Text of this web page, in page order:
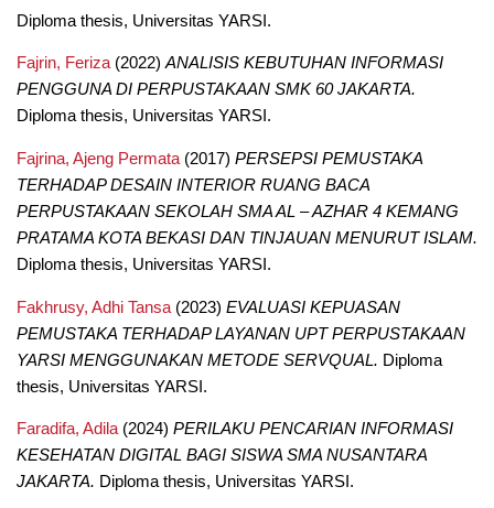
Diploma thesis, Universitas YARSI.
Fajrin, Feriza(2022)ANALISIS KEBUTUHAN INFORMASI
PENGGUNA DI PERPUSTAKAAN SMK 60 JAKARTA.
Diploma thesis, Universitas YARSI.
Fajrina, Ajeng Permata(2017) PERSEPSI PEMUSTAKA
TERHADAP DESAIN INTERIOR RUANG BACA
PERPUSTAKAAN SEKOLAH SMA AL – AZHAR 4 KEMANG
PRATAMA KOTA BEKASI DAN TINJAUAN MENURUT ISLAM.
Diploma thesis, Universitas YARSI.
Fakhrusy, Adhi Tansa(2023) EVALUASI KEPUASAN
PEMUSTAKA TERHADAP LAYANAN UPT PERPUSTAKAAN
YARSI MENGGUNAKAN METODE SERVQUAL. Diploma
thesis, Universitas YARSI.
Faradifa, Adila(2024) PERILAKU PENCARIAN INFORMASI
KESEHATAN DIGITAL BAGI SISWA SMA NUSANTARA
JAKARTA. Diploma thesis, Universitas YARSI.